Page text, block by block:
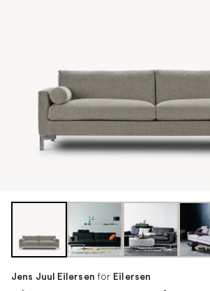
Jens Juul Eilersen för Eilersen